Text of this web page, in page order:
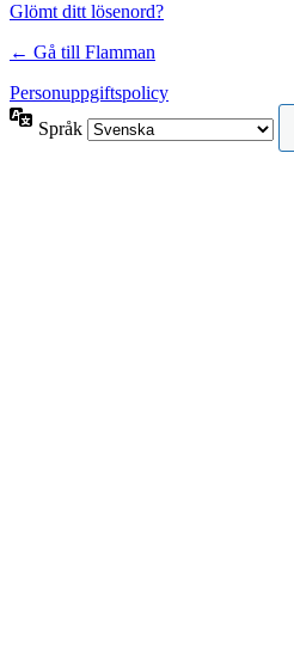
Glömt ditt lösenord?
← Gå till Flamman
Personuppgiftspolicy
Språk